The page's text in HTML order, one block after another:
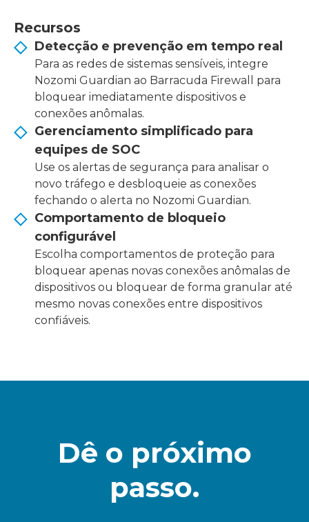
Recursos
Detecção e prevenção em tempo real
Para as redes de sistemas sensíveis, integre
Nozomi Guardian ao Barracuda Firewall para
bloquear imediatamente dispositivos e
conexões anômalas.
Gerenciamento simplificado para
equipes de SOC
Use os alertas de segurança para analisar o
novo tráfego e desbloqueie as conexões
fechando o alerta no Nozomi Guardian.
Comportamento de bloqueio
configurável
Escolha comportamentos de proteção para
bloquear apenas novas conexões anômalas de
dispositivos ou bloquear de forma granular até
mesmo novas conexões entre dispositivos
confiáveis.
Dê o próximo
passo.